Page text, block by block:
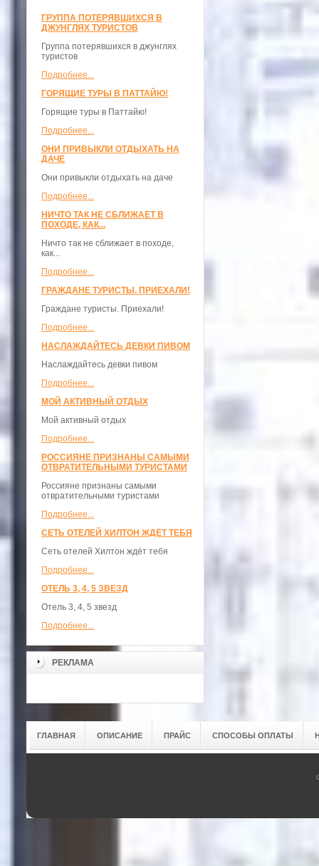
ГРУППА ПОТЕРЯВШИХСЯ В
ДЖУНГЛЯХ ТУРИСТОВ
Группа потерявшихся в джунглях
туристов
Подробнее...
ГОРЯЩИЕ ТУРЫ В ПАТТАЙЮ!
Горящие туры в Паттайю!
Подробнее...
ОНИ ПРИВЫКЛИ ОТДЫХАТЬ НА
ДАЧЕ
Они привыкли отдыхать на даче
Подробнее...
НИЧТО ТАК НЕ СБЛИЖАЕТ В
ПОХОДЕ, КАК...
Ничто так не сближает в походе,
как...
Подробнее...
ГРАЖДАНЕ ТУРИСТЫ. ПРИЕХАЛИ!
Граждане туристы. Приехали!
Подробнее...
НАСЛАЖДАЙТЕСЬ ДЕВКИ ПИВОМ
Наслаждайтесь девки пивом
Подробнее...
МОЙ АКТИВНЫЙ ОТДЫХ
Мой активный отдых
Подробнее...
РОССИЯНЕ ПРИЗНАНЫ САМЫМИ
ОТВРАТИТЕЛЬНЫМИ ТУРИСТАМИ
Россияне признаны самыми
отвратительными туристами
Подробнее...
СЕТЬ ОТЕЛЕЙ ХИЛТОН ЖДЁТ ТЕБЯ
Сеть отелей Хилтон ждёт тебя
Подробнее...
ОТЕЛЬ 3, 4, 5 ЗВЕЗД
Отель 3, 4, 5 звезд
Подробнее...
РЕКЛАМА
ГЛАВНАЯ ОПИСАНИЕ ПРАЙС СПОСОБЫ ОПЛАТЫ